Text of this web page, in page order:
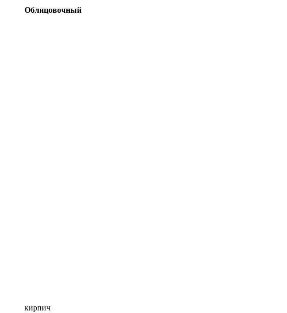
Облицовочный
кирпич